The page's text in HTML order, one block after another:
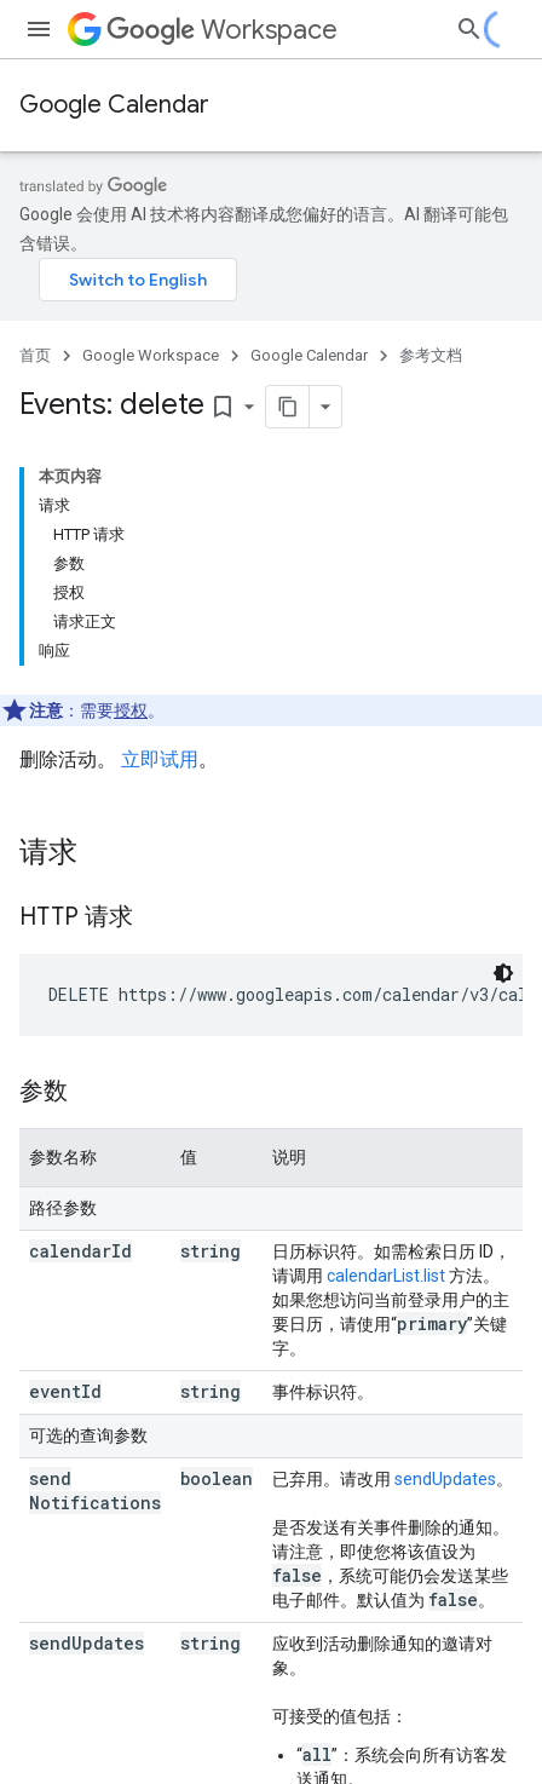
Workspace
Google Calendar
Google 会使用 AI 技术将内容翻译成您偏好的语言。AI 翻译可能包
含错误。
首页 Google Workspace Google Calendar 参考文档
Events: delete bookmark_border
本页内容
请求
HTTP 请求
参数
授权
请求正文
响应
注意 ：需要授权。
删除活动。 立即试用。
请求
HTTP 请求
DELETE https://www.googleapis.com/calendar/v3/
参数
参数名称 值 说明
路径参数
calendarId string
日历标识符。如需检索日历 ID，
请调用 calendarList.list方法。
如果您想访问当前登录用户的主
要日历，请使用“primary”关键
字。
eventId string 事件标识符。
可选的查询参数
send
Notifications
boolean 已弃用。请改用 sendUpdates。
是否发送有关事件删除的通知。
请注意，即使您将该值设为
false ，系统可能仍会发送某些
电子邮件。默认值为 false。
sendUpdates string
应收到活动删除通知的邀请对
象。
可接受的值包括：
“all”：系统会向所有访客发
送通知。